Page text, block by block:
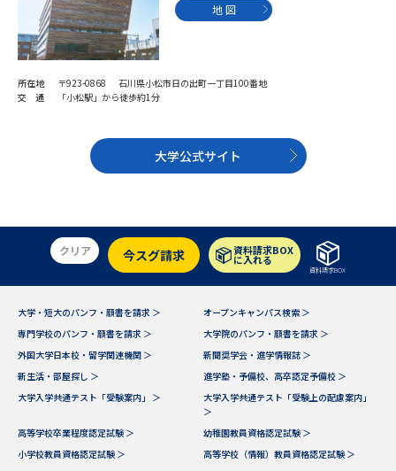
地 図
所在地
〒923-0868 石川県小松市日の出町一丁目100番地
交 通
「小松駅」から徒歩約1分
大学公式サイト
クリア 今スグ請求 資料請求BOX
に入れる
資料請求BOX
大学・短大のパンフ・願書を請求 ＞
オープンキャンパス検索 ＞
専門学校のパンフ・願書を請求 ＞
大学院のパンフ・願書を請求 ＞
外国大学日本校・留学関連機関 ＞
新聞奨学会・進学情報誌 ＞
新生活・部屋探し ＞
進学塾・予備校、高卒認定予備校 ＞
大学入学共通テスト「受験案内」 ＞
大学入学共通テスト「受験上の配慮案内」
＞
高等学校卒業程度認定試験 ＞
幼稚園教員資格認定試験 ＞
小学校教員資格認定試験 ＞
高等学校（情報）教員資格認定試験 ＞